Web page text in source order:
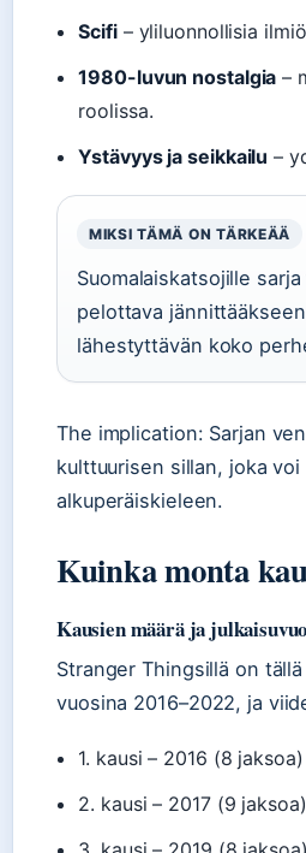
Scifi– yliluonnollisia
1980-luvun nostalgia –
roolissa.
Ystävyys ja seikkailu –
MIKSI TÄMÄ ON TÄRKEÄÄ
Suomalaiskatsojille
pelottava
lähestyttävän koko
The implication: Sarjan
kulttuurisen sillan, joka
alkuperäiskieleen.
Kuinka monta
Kausien määrä ja
Stranger Thingsillä on
vuosina 2016–2022, ja
1. kausi – 2016 (8 jaksoa)
2. kausi – 2017 (9 jaksoa)